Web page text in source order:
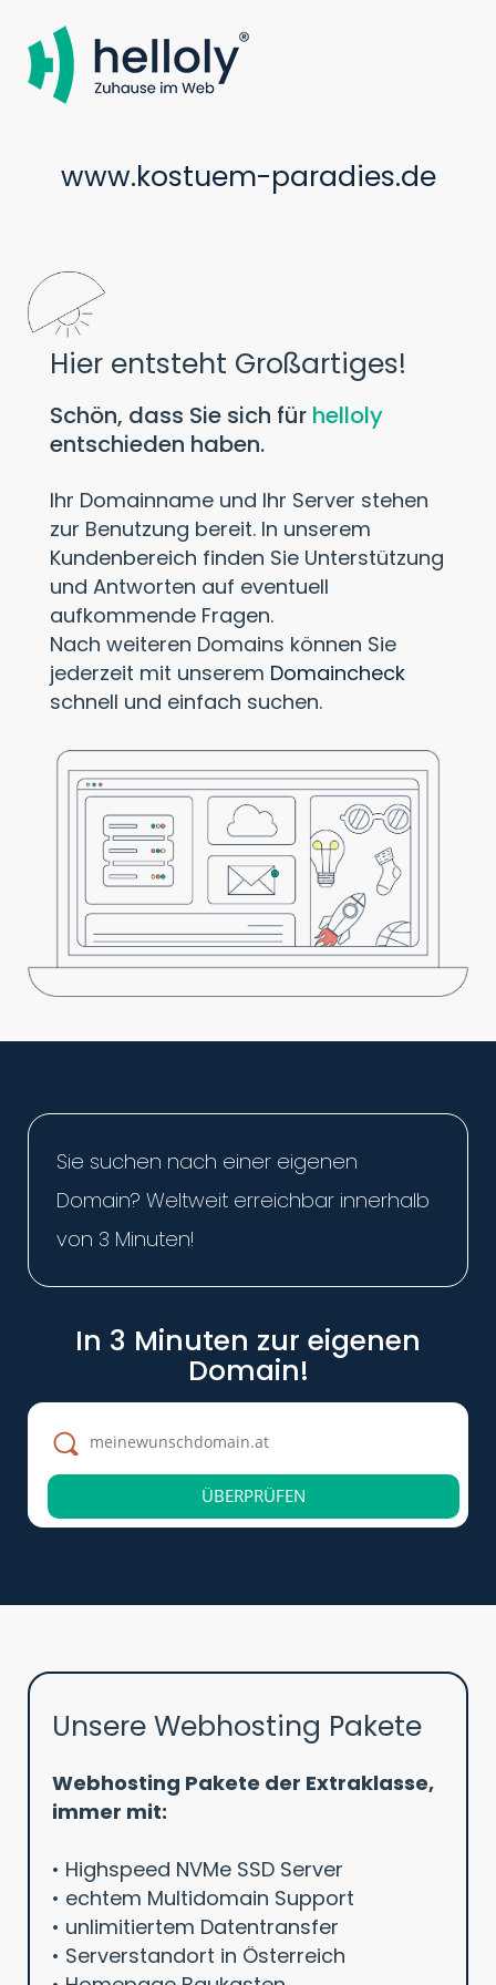
www.kostuem-paradies.de
Hier entsteht Großartiges!
Schön, dass Sie sich für helloly
entschieden haben.
Ihr Domainname und Ihr Server stehen
zur Benutzung bereit. In unserem
Kundenbereich finden Sie Unterstützung
und Antworten auf eventuell
aufkommende Fragen.
Nach weiteren Domains können Sie
jederzeit mit unserem Domaincheck
schnell und einfach suchen.
Sie suchen nach einer eigenen
Domain? Weltweit erreichbar innerhalb
von 3 Minuten!
In 3 Minuten zur eigenen
Domain!
ÜBERPRÜFEN
Unsere Webhosting Pakete
Webhosting Pakete der Extraklasse,
immer mit:
• Highspeed NVMe SSD Server
• echtem Multidomain Support
• unlimitiertem Datentransfer
• Serverstandort in Österreich